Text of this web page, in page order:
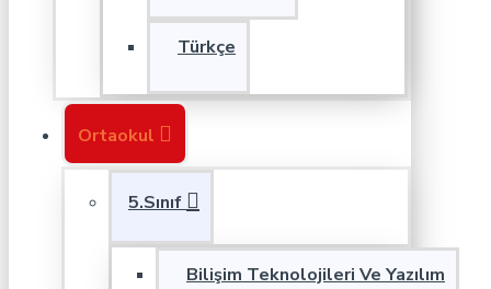
Türkçe
Ortaokul
5.Sınıf
Bilişim Teknolojileri Ve Yazılım